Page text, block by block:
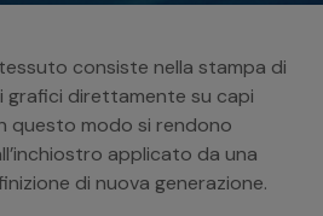
consiste nella stampa di
grafici direttamente su capi
questo modo si rendono
applicato da una
di nuova generazione.